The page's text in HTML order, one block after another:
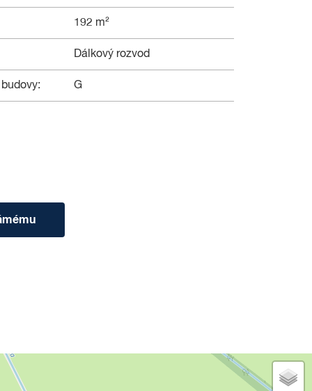
192 m²
Dálkový rozvod
G